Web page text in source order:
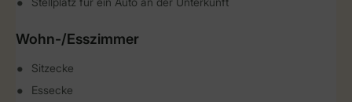
Wohn-/Esszimmer
Sitzecke
Essecke